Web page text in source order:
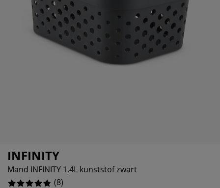
en accessoires
INFINITY
Mand INFINITY 1,4L kunststof zwart
(8)